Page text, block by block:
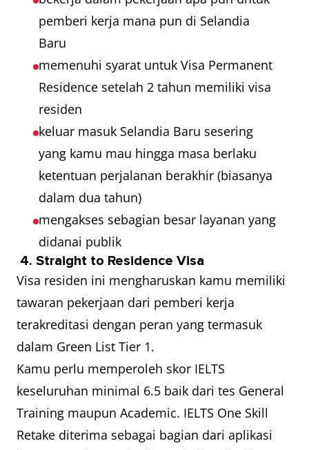
pemberi kerja mana pun di Selandia
Baru
memenuhi syarat untuk Visa Permanent
Residence setelah 2 tahun memiliki visa
residen
keluar masuk Selandia Baru sesering
yang kamu mau hingga masa berlaku
ketentuan perjalanan berakhir (biasanya
dalam dua tahun)
mengakses sebagian besar layanan yang
didanai publik
4. Straight to Residence Visa
Visa residen ini mengharuskan kamu memiliki
tawaran pekerjaan dari pemberi kerja
terakreditasi dengan peran yang termasuk
dalam Green List Tier 1.
Kamu perlu memperoleh skor IELTS
keseluruhan minimal 6.5 baik dari tes General
Training maupun Academic. IELTS One Skill
Retake diterima sebagai bagian dari aplikasi